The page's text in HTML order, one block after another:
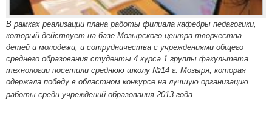
В рамках реализации плана работы филиала кафедры педагогики,
который действует на базе Мозырского центра творчества
детей и молодежи, и сотрудничества с учреждениями общего
среднего образования студенты 4 курса 1 группы факультета
технологии посетили среднюю школу №14 г. Мозыря, которая
одержала победу в областном конкурсе на лучшую организацию
работы среди учреждений образования 2013 года.